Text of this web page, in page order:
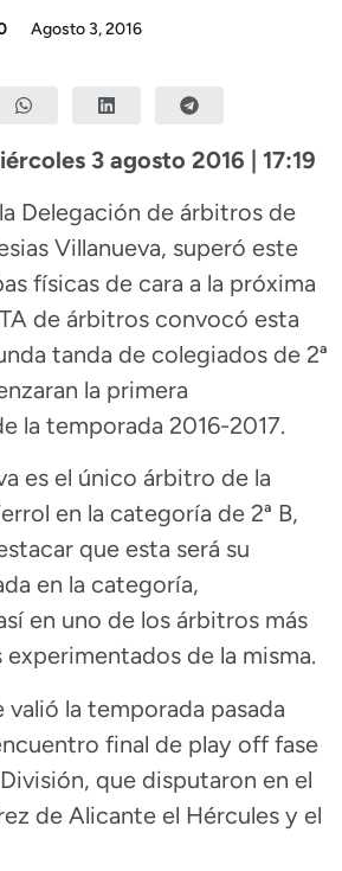
Agosto 3, 2016
3 agosto 2016 | 17:19
Delegación de árbitros de
Villanueva, superó este
físicas de cara a la próxima
de árbitros convocó esta
tanda de colegiados de 2ª
la primera
la temporada 2016-2017.
es el único árbitro de la
en la categoría de 2ª B,
que esta será su
en la categoría,
en uno de los árbitros más
de la misma.
la temporada pasada
final de play off fase
que disputaron en el
de Alicante el Hércules y el